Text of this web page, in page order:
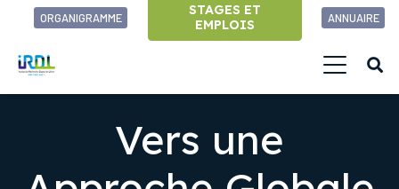
ORGANIGRAMME
STAGES ET
EMPLOIS
ANNUAIRE
Vers une